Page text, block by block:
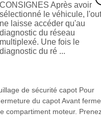
CONSIGNES Après avoir
sélectionné le véhicule,
ne laisse accéder qu'au
diagnostic du réseau
multiplexé. Une fois le
diagnostic du ré ...
de sécurité capot Pour
du capot Avant
compartiment moteur.